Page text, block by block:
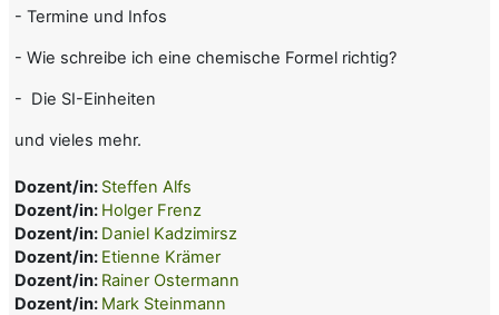
- Termine und Infos
- Wie schreibe ich eine chemische Formel richtig?
- Die SI-Einheiten
und vieles mehr.
Dozent/in: Steffen Alfs
Dozent/in: Holger Frenz
Dozent/in: Daniel Kadzimirsz
Dozent/in: Etienne Krämer
Dozent/in: Rainer Ostermann
Dozent/in: Mark Steinmann